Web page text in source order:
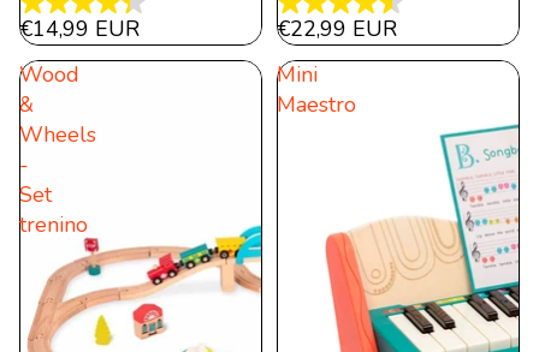
4.3
von
6
€14,99 EUR
4.5
von
Sternen.
Bewertungen
€22,99 EUR
Wood
&
Wheels
-
Set
trenino
Mini
Maestro